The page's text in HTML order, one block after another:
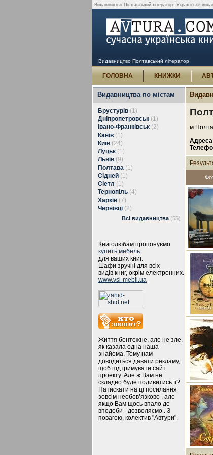
Видавництво Полтавський літератор. Українське
Видавництво Полтавський літератор
ГОЛОВНА КНИЖКИ
Видавництва по містам
Брустурів (1)
Дніпропетровськ (1)
Івано-Франківськ (2)
Канів (1)
Київ (24)
Луцьк (1)
Львів (9)
Полтава (1)
Сідней (1)
Сіетл (1)
Тернопіль (4)
Харків (7)
Чернівці (2)
Всі видавництва (55)
Книголюбам пропонуємо
купить мебель
для ваших книг.
Шафи зручні для всіх
видів книг, окрім електронних.
www.vsi-mebli.ua
Життя бентежне, але не зле,
як казала одна наша
знайома. Тому нам
доводиться давати рекламу,
щоб підтримувати сайт
проекту. Але ж Вам не
складно буде подивитись її?
Натискати на ці посилання
зовсім необов’язково , але
якщо Вам щось впало до
вподоби - дозволяємо . З
повагою, колектив "Автури".